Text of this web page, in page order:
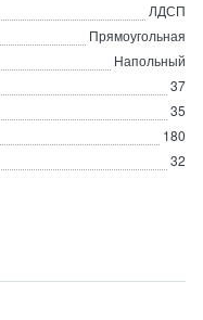
ЛДСП
Прямоугольная
Напольный
37
35
180
32